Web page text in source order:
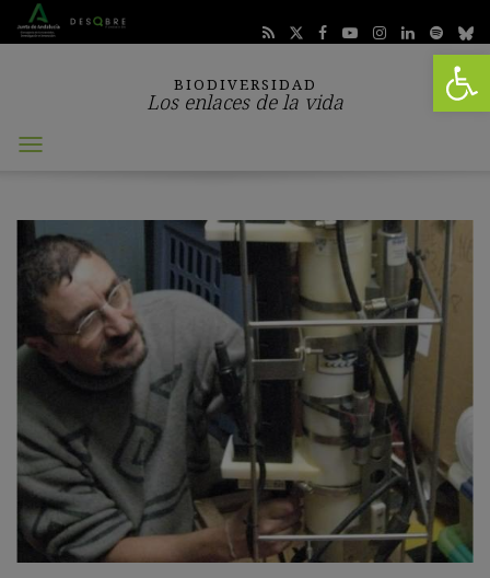
Abrir
BIODIVERSIDAD
Los enlaces de la vida
Abrir